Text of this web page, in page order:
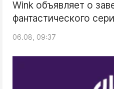
Wink объявляет о
фантастического
06.08, 09:37